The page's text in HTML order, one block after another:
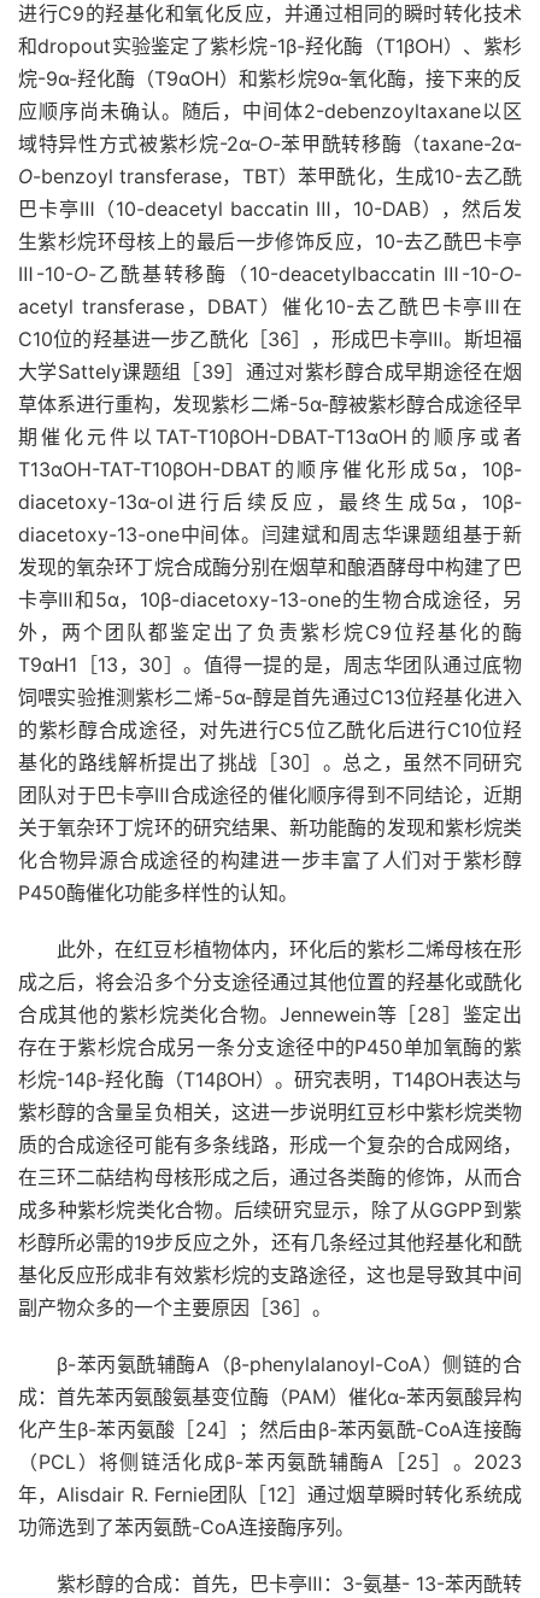
进行C9的羟基化和氧化反应，并通过相同的瞬时转化技术
和dropout实验鉴定了紫杉烷-1β-羟化酶（T1βOH）、紫杉
烷-9α-羟化酶（T9αOH）和紫杉烷9α-氧化酶，接下来的反
应顺序尚未确认。随后，中间体2-debenzoyltaxane以区
域特异性方式被紫杉烷-2α-O-苯甲酰转移酶（taxane-2α-
O-benzoyl transferase，TBT）苯甲酰化，生成10-去乙酰
巴卡亭Ⅲ（10-deacetyl baccatin Ⅲ，10-DAB），然后发
生紫杉烷环母核上的最后一步修饰反应，10-去乙酰巴卡亭
Ⅲ-10-O-乙酰基转移酶（10-deacetylbaccatin Ⅲ-10-O-
acetyl transferase，DBAT）催化10-去乙酰巴卡亭Ⅲ在
C10位的羟基进一步乙酰化［36］，形成巴卡亭Ⅲ。斯坦福
大学Sattely课题组［39］通过对紫杉醇合成早期途径在烟
草体系进行重构，发现紫杉二烯-5α-醇被紫杉醇合成途径早
期催化元件以TAT-T10βOH-DBAT-T13αOH的顺序或者
T13αOH-TAT-T10βOH-DBAT的顺序催化形成5α，10β-
diacetoxy-13α-ol进行后续反应，最终生成5α，10β-
diacetoxy-13-one中间体。闫建斌和周志华课题组基于新
发现的氧杂环丁烷合成酶分别在烟草和酿酒酵母中构建了巴
卡亭Ⅲ和5α，10β-diacetoxy-13-one的生物合成途径，另
外，两个团队都鉴定出了负责紫杉烷C9位羟基化的酶
T9αH1［13，30］。值得一提的是，周志华团队通过底物
饲喂实验推测紫杉二烯-5α-醇是首先通过C13位羟基化进入
的紫杉醇合成途径，对先进行C5位乙酰化后进行C10位羟
基化的路线解析提出了挑战［30］。总之，虽然不同研究
团队对于巴卡亭Ⅲ合成途径的催化顺序得到不同结论，近期
关于氧杂环丁烷环的研究结果、新功能酶的发现和紫杉烷类
化合物异源合成途径的构建进一步丰富了人们对于紫杉醇
P450酶催化功能多样性的认知。
此外，在红豆杉植物体内，环化后的紫杉二烯母核在形
成之后，将会沿多个分支途径通过其他位置的羟基化或酰化
合成其他的紫杉烷类化合物。Jennewein等［28］鉴定出
存在于紫杉烷合成另一条分支途径中的P450单加氧酶的紫
杉烷-14β-羟化酶（T14βOH）。研究表明，T14βOH表达与
紫杉醇的含量呈负相关，这进一步说明红豆杉中紫杉烷类物
质的合成途径可能有多条线路，形成一个复杂的合成网络，
在三环二萜结构母核形成之后，通过各类酶的修饰，从而合
成多种紫杉烷类化合物。后续研究显示，除了从GGPP到紫
杉醇所必需的19步反应之外，还有几条经过其他羟基化和酰
基化反应形成非有效紫杉烷的支路途径，这也是导致其中间
副产物众多的一个主要原因［36］。
β-苯丙氨酰辅酶A（β-phenylalanoyl-CoA）侧链的合
成：首先苯丙氨酸氨基变位酶（PAM）催化α-苯丙氨酸异构
化产生β-苯丙氨酸［24］；然后由β-苯丙氨酰-CoA连接酶
（PCL）将侧链活化成β-苯丙氨酰辅酶A［25］。2023
年，Alisdair R. Fernie团队［12］通过烟草瞬时转化系统成
功筛选到了苯丙氨酰-CoA连接酶序列。
紫杉醇的合成：首先，巴卡亭Ⅲ：3-氨基- 13-苯丙酰转